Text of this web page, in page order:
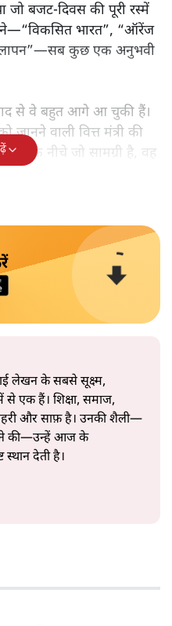
जो बजट‑दिवस की पूरी रस्में
भारत”, “ऑरेंज
कुछ एक अनुभवी
से वे बहुत आगे आ चुकी हैं।
जानने वाली वित्त मंत्री की
के नीचे जो सामग्री है, वह
लेखन के सबसे सूक्ष्म,
से एक हैं। शिक्षा, समाज,
और साफ़ है। उनकी शैली—
की—उन्हें आज के
स्थान देती है।